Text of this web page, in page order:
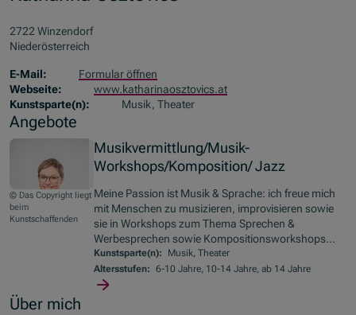
2722 Winzendorf
Niederösterreich
E-Mail:
Formular öffnen
Webseite:
www.katharinaosztovics.at
Kunstsparte(n):
Musik, Theater
Angebote
© Das Copyright liegt
beim
Kunstschaffenden
Musikvermittlung/Musik-
Workshops/Komposition/ Jazz
Meine Passion ist Musik & Sprache: ich freue mich
mit Menschen zu musizieren, improvisieren sowie
sie in Workshops zum Thema Sprechen &
Werbesprechen sowie Kompositionsworkshops...
Kunstsparte(n):
Musik, Theater
Altersstufen: 6-10 Jahre, 10-14 Jahre, ab 14 Jahre
Über mich